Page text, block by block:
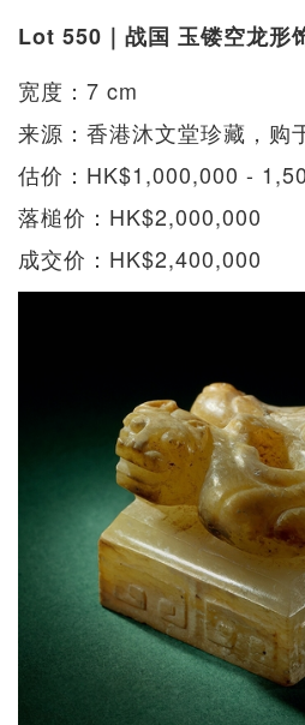
Lot 550｜战国 玉镂空龙形
宽度：7 cm
来源：香港沐文堂珍藏，购
估价：HK$1,000,000 -
落槌价：HK$2,000,000
成交价：HK$2,400,000